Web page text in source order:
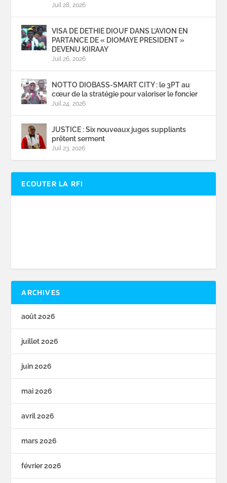
Juil 28, 2026
VISA DE DETHIE DIOUF DANS L’AVION EN
PARTANCE DE « DIOMAYE PRESIDENT »
DEVENU KIIRAAY
Juil 26, 2026
NOTTO DIOBASS-SMART CITY : le 3PT au
cœur de la stratégie pour valoriser le foncier
Juil 24, 2026
JUSTICE : Six nouveaux juges suppliants
prêtent serment
Juil 23, 2026
ECOUTER LA RFI
ARCHIVES
août 2026
juillet 2026
juin 2026
mai 2026
avril 2026
mars 2026
février 2026